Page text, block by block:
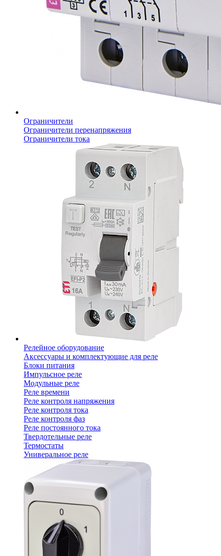
Ограничители
Ограничители перенапряжения
Ограничители тока
Релейное оборудование
Аксессуары и комплектующие для реле
Блоки питания
Импульсное реле
Модульные реле
Реле времени
Реле контроля напряжения
Реле контроля тока
Реле контроля фаз
Реле постоянного тока
Твердотельные реле
Термостаты
Универальное реле